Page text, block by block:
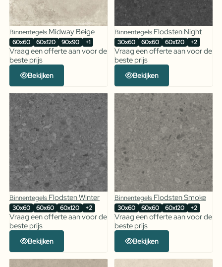
Binnentegels Midway Beige
60x60 60x120 90x90 +1
Vraag een offerte aan voor de
beste prijs
Bekijken
Binnentegels Flodsten Night
30x60 60x60 60x120 +2
Vraag een offerte aan voor de
beste prijs
Bekijken
Binnentegels Flodsten Winter
30x60 60x60 60x120 +2
Vraag een offerte aan voor de
beste prijs
Bekijken
Binnentegels Flodsten Smoke
30x60 60x60 60x120 +2
Vraag een offerte aan voor de
beste prijs
Bekijken